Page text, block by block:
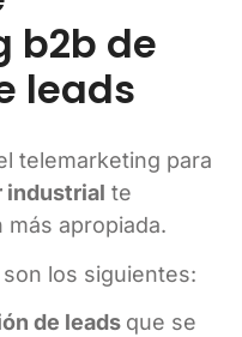
b2b de
leads
telemarketing para
industrial te
apropiada.
los siguientes:
de leads que se